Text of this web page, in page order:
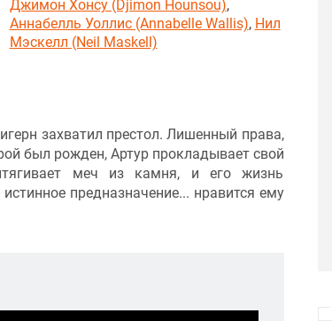
Джимон Хонсу (Djimon Hounsou),
Аннабелль Уоллис (Annabelle Wallis), Нил
Мэскелл (Neil Maskell)
захватил престол. Лишенный права,
был рожден, Артур прокладывает свой
меч из камня, и его жизнь
предназначение... нравится ему